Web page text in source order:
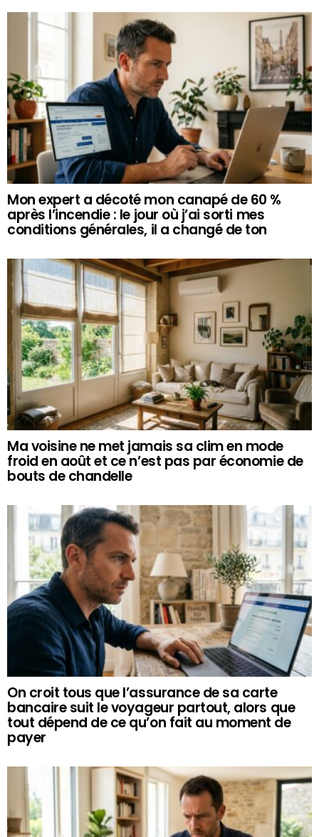
Mon expert a décoté mon canapé de 60 %
après l’incendie : le jour où j’ai sorti mes
conditions générales, il a changé de ton
Ma voisine ne met jamais sa clim en mode
froid en août et ce n’est pas par économie de
bouts de chandelle
On croit tous que l’assurance de sa carte
bancaire suit le voyageur partout, alors que
tout dépend de ce qu’on fait au moment de
payer